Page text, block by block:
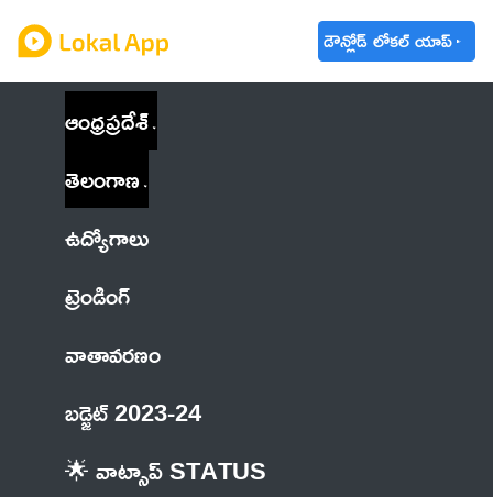
డౌన్లోడ్ లోకల్ యాప్
ఆంధ్రప్రదేశ్
తెలంగాణ
ఉద్యోగాలు
ట్రెండింగ్
వాతావరణం
బడ్జెట్ 2023-24
🌟 వాట్సాప్ STATUS